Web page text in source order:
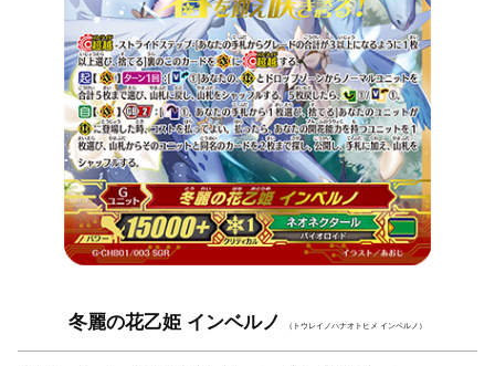
冬麗の花乙姫 インベルノ （トウレイノハナオトヒメ インベルノ）